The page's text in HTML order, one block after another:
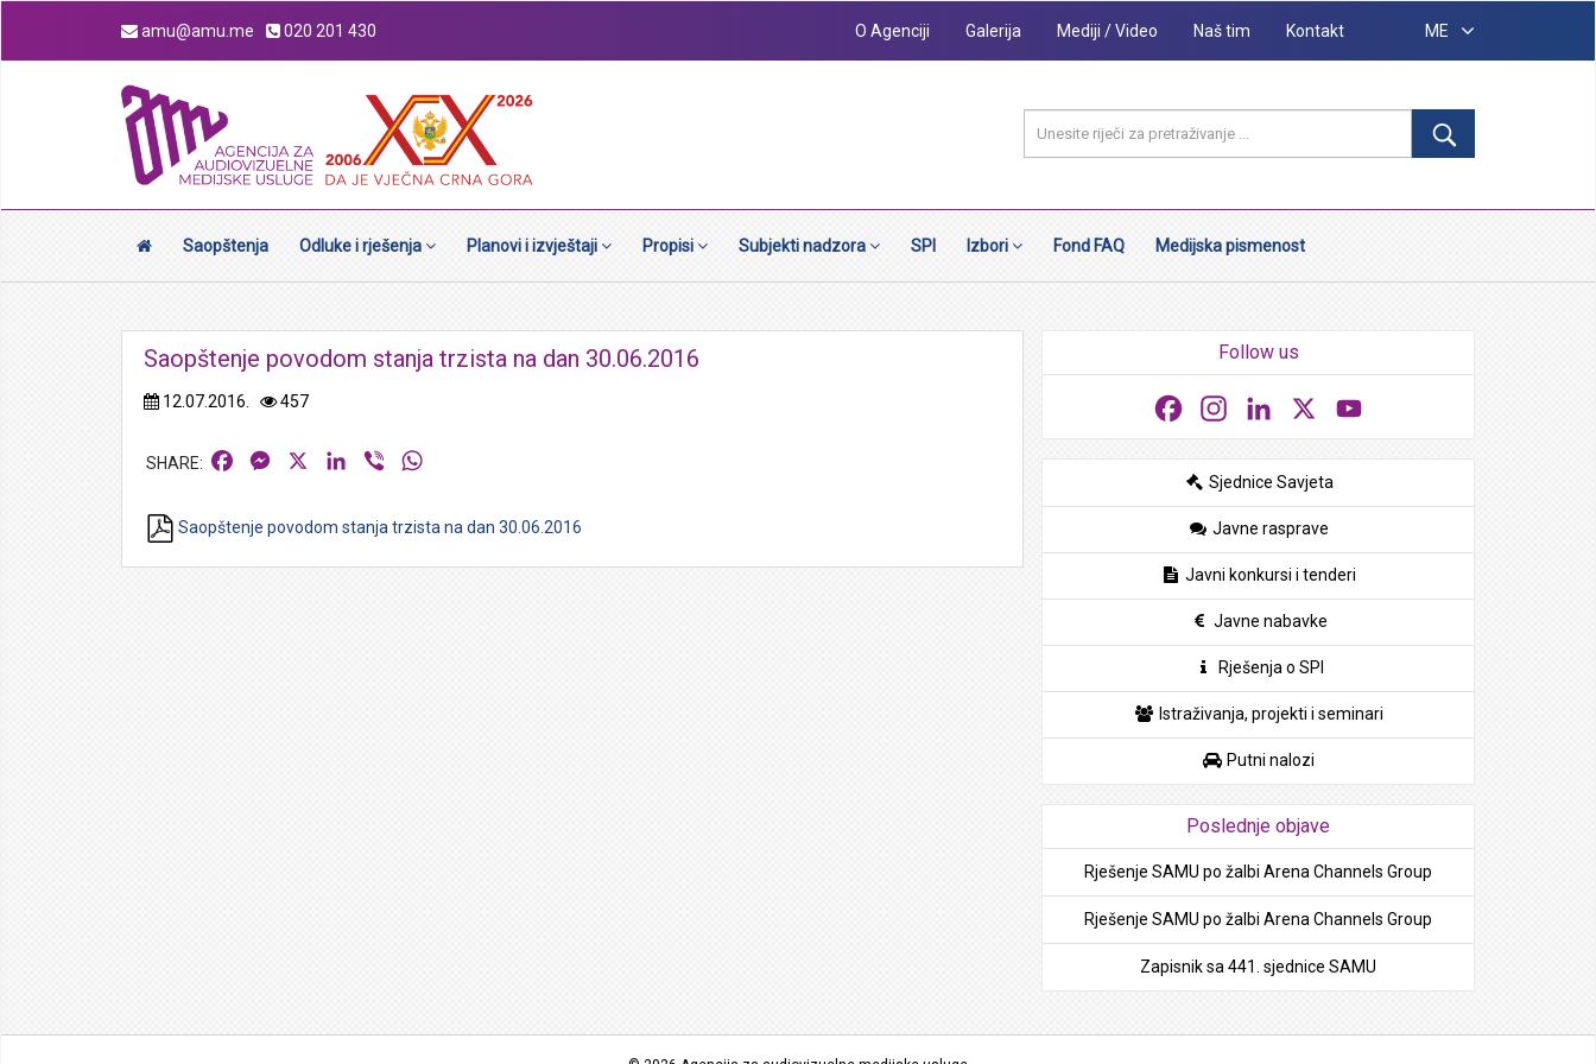
amu@amu.me 020 201 430 O Agenciji Galerija Mediji / Video Naš tim Kontakt ME
Saopštenja Odluke i rješenja Planovi i izvještaji Propisi Subjekti nadzora SPI Izbori Fond FAQ Medijska pismenost
Saopštenje povodom stanja trzista na dan 30.06.2016
12.07.2016. 457
FacebookMessengerLinkedIn
Viber
Saopštenje povodom stanja trzista na dan 30.06.2016
Follow us
FacebookInstagramLinkedIn
Sjednice Savjeta
Javne rasprave
Javni konkursi i tenderi
Javne nabavke
Rješenja o SPI
Istraživanja, projekti i seminari
Putni nalozi
Poslednje objave
Rješenje SAMU po žalbi Arena Channels Group
Rješenje SAMU po žalbi Arena Channels Group
Zapisnik sa 441. sjednice SAMU